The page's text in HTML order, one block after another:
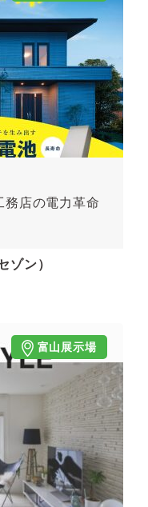
務店の電力革命
ゾン）
富山展示場